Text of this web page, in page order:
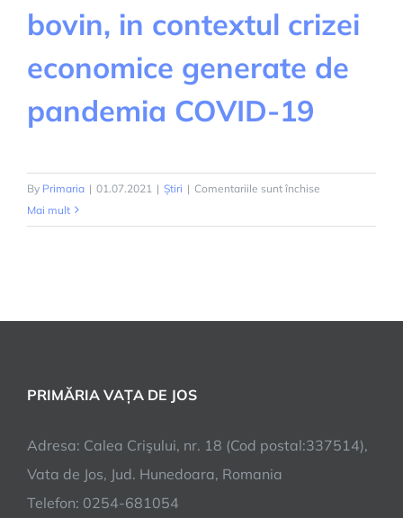
bovin, in contextul crizei
economice generate de
pandemia COVID-19
By Primaria | 01.07.2021 | Știri | Comentariile sunt închise
DE
pentru
Mai mult
PRIMĂRIA VAȚA DE JOS
Adresa: Calea Crişului, nr. 18 (Cod postal:337514),
Vata de Jos, Jud. Hunedoara, Romania
Telefon: 0254-681054